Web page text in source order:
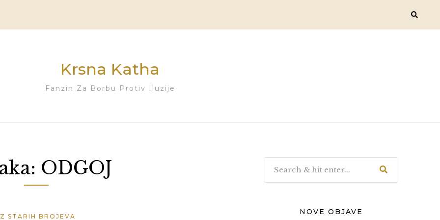
Krsna Katha
Fanzin Za Borbu Protiv Iluzije
ODGOJ
STARIH BROJEVA
NOVE OBJAVE